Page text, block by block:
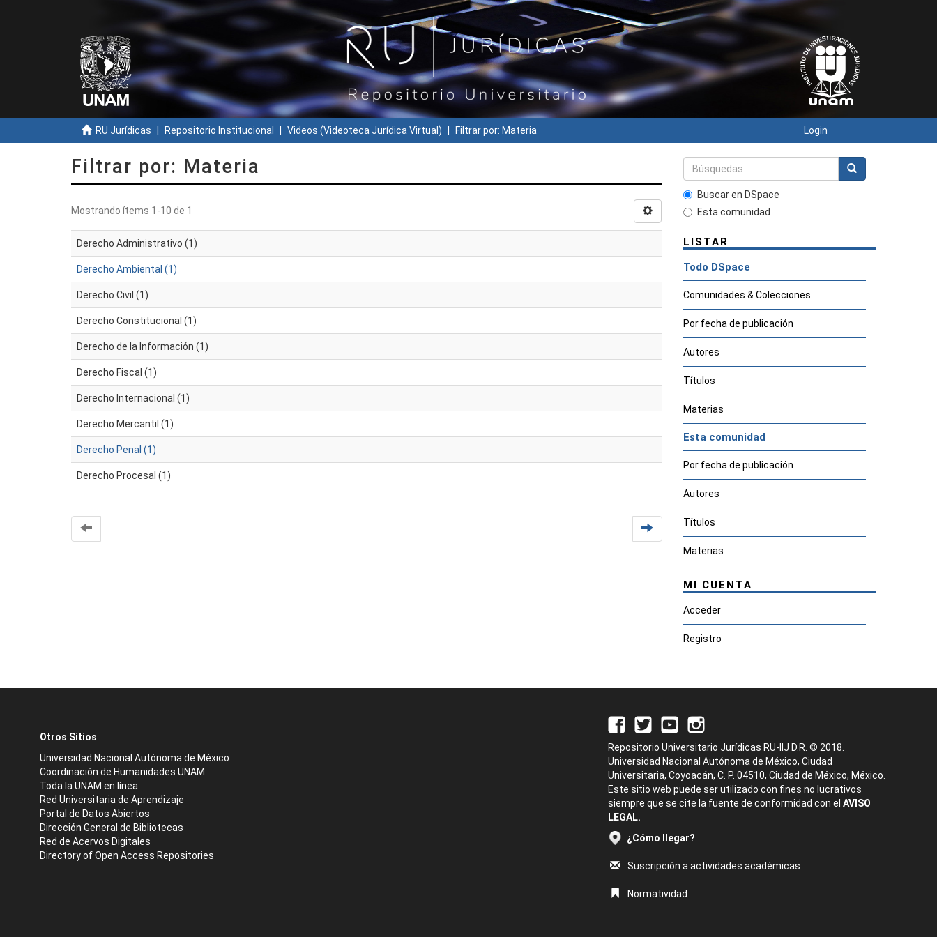
RU Jurídicas Repositorio Institucional Videos (Videoteca Jurídica Virtual) Filtrar por: Materia Login
Filtrar por: Materia
Mostrando ítems 1-10 de 1
Derecho Administrativo (1)
Derecho Ambiental (1)
Derecho Civil (1)
Derecho Constitucional (1)
Derecho de la Información (1)
Derecho Fiscal (1)
Derecho Internacional (1)
Derecho Mercantil (1)
Derecho Penal (1)
Derecho Procesal (1)
Buscar en DSpace
Esta comunidad
LISTAR
Todo DSpace
Comunidades & Colecciones
Por fecha de publicación
Autores
Títulos
Materias
Esta comunidad
Por fecha de publicación
Autores
Títulos
Materias
MI CUENTA
Acceder
Registro
Otros Sitios
Universidad Nacional Autónoma de México
Coordinación de Humanidades UNAM
Toda la UNAM en línea
Red Universitaria de Aprendizaje
Portal de Datos Abiertos
Dirección General de Bibliotecas
Red de Acervos Digitales
Directory of Open Access Repositories
Repositorio Universitario Jurídicas RU-IIJ D.R. © 2018.
Universidad Nacional Autónoma de México, Ciudad
Universitaria, Coyoacán, C. P. 04510, Ciudad de México, México.
Este sitio web puede ser utilizado con fines no lucrativos
siempre que se cite la fuente de conformidad con el AVISO
LEGAL.
¿Cómo llegar?
Suscripción a actividades académicas
Normatividad